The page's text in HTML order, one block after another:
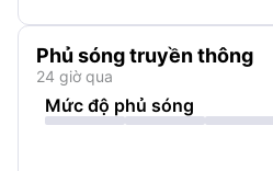
Phủ sóng truyền thông
24 giờ qua
Mức độ phủ sóng